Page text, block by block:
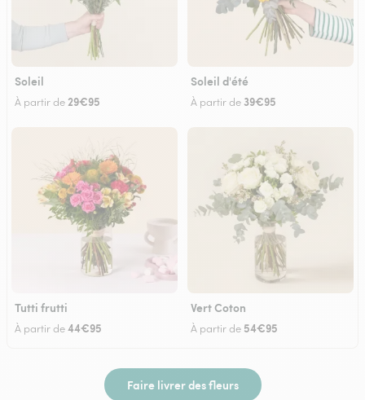
Soleil
À partir de29€95
Soleil d'été
À partir de 39€95
Tutti frutti
À partir de44€95
Vert Coton
À partir de 54€95
Faire livrer des fleurs